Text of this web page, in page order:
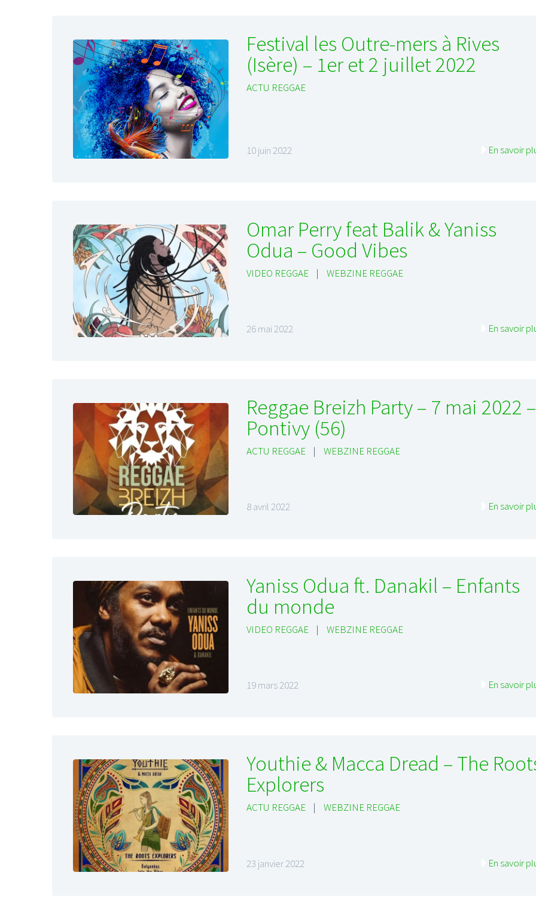
Festival les Outre-mers à Rives
(Isère) – 1er et 2 juillet 2022
ACTU REGGAE
10 juin 2022 En savoir
Omar Perry feat Balik & Yaniss
Odua – Good Vibes
VIDEO REGGAE | WEBZINE REGGAE
26 mai 2022 En savoir
Reggae Breizh Party – 7 mai 2022 –
Pontivy (56)
ACTU REGGAE | WEBZINE REGGAE
8 avril 2022 En savoir
Yaniss Odua ft. Danakil – Enfants
du monde
VIDEO REGGAE | WEBZINE REGGAE
19 mars 2022 En savoir
Youthie & Macca Dread – The
Explorers
ACTU REGGAE | WEBZINE REGGAE
23 janvier 2022 En savoir